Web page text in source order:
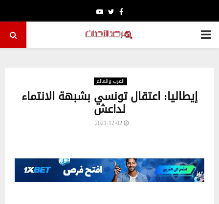
Facebook
Twitter
Youtube
PRIMARY
العرب والعالم
إيطاليا: اعتقال تونسي بشبهة الانتماء
لداعش
2021-12-02